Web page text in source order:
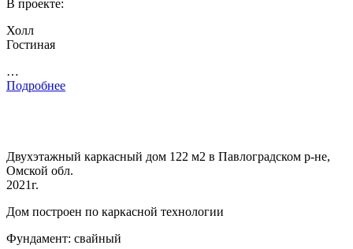
В проекте:
Холл
Гостиная
…
Подробнее
Двухэтажный каркасный дом 122 м2 в Павлоградском р-не,
Омской обл.
2021г.
Дом построен по каркасной технологии
Фундамент: свайный